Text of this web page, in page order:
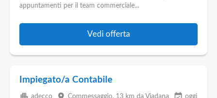
appuntamenti per il team commerciale...
Vedi offerta
Impiegato/a Contabile
adecco Commessaggio, 13 km da Viadana oggi